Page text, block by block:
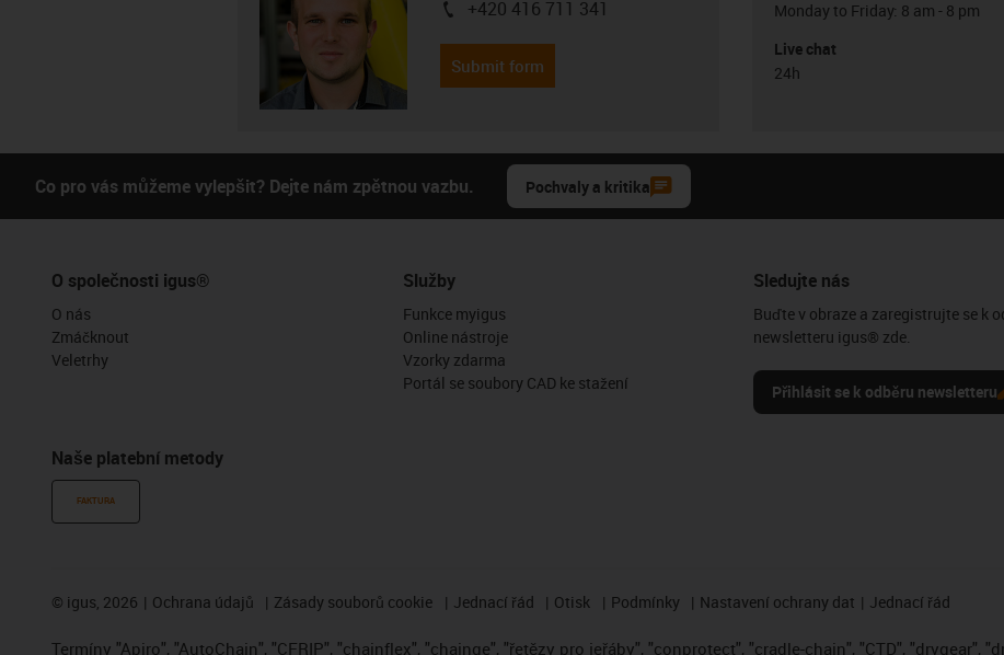
igus-icon-phone
+420 416 711 341
Submit form
Monday to Friday: 8 am - 8 pm
Live chat
24h
Co pro vás můžeme vylepšit? Dejte nám zpětnou vazbu. Pochvaly a kritika
O společnosti igus®
O nás
Zmáčknout
Veletrhy
Naše platební metody
FAKTURA
Služby
Funkce myigus
Online nástroje
Vzorky zdarma
Portál se soubory CAD ke stažení
Sledujte nás
Buďte v obraze a zaregistrujte se k
newsletteru igus® zde.
Přihlásit se k odběru newsletteru
© igus, 2026 Ochrana údajů Zásady souborů cookie Jednací řád Otisk Podmínky Nastavení ochrany dat Jednací řád
Termíny "Apiro", "AutoChain", "CFRIP", "chainflex", "chainge", "řetězy pro jeřáby", "conprotect", "cradle-chain", "CTD", "drygear",